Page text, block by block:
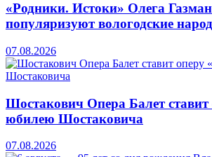
«Родники. Истоки» Олега
популяризуют вологодские
07.08.2026
Шостакович Опера Балет ставит
юбилею Шостаковича
07.08.2026